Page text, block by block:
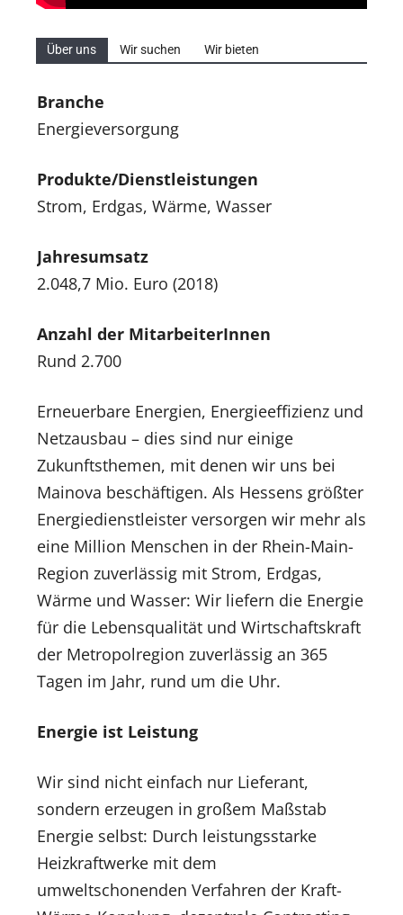
Über uns Wir suchen Wir bieten
Branche
Energieversorgung
Produkte/Dienstleistungen
Strom, Erdgas, Wärme, Wasser
Jahresumsatz
2.048,7 Mio. Euro (2018)
Anzahl der MitarbeiterInnen
Rund 2.700
Erneuerbare Energien, Energieeffizienz und
Netzausbau – dies sind nur einige
Zukunftsthemen, mit denen wir uns bei
Mainova beschäftigen. Als Hessens größter
Energiedienstleister versorgen wir mehr als
eine Million Menschen in der Rhein-Main-
Region zuverlässig mit Strom, Erdgas,
Wärme und Wasser: Wir liefern die Energie
für die Lebensqualität und Wirtschaftskraft
der Metropolregion zuverlässig an 365
Tagen im Jahr, rund um die Uhr.
Energie ist Leistung
Wir sind nicht einfach nur Lieferant,
sondern erzeugen in großem Maßstab
Energie selbst: Durch leistungsstarke
Heizkraftwerke mit dem
umweltschonenden Verfahren der Kraft-